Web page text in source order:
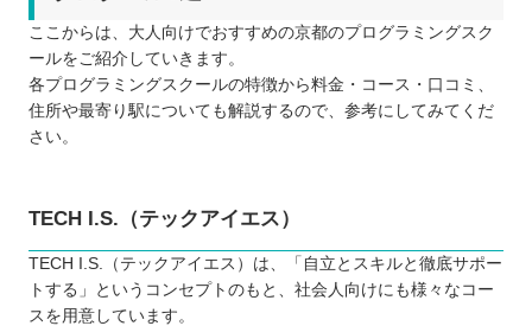
ここからは、大人向けでおすすめの京都のプログラミングスク
ールをご紹介していきます。
各プログラミングスクールの特徴から料金・コース・口コミ、
住所や最寄り駅についても解説するので、参考にしてみてくだ
さい。
TECH I.S.（テックアイエス）
TECH I.S.（テックアイエス）は、「自立とスキルと徹底サポー
トする」というコンセプトのもと、社会人向けにも様々なコー
スを用意しています。